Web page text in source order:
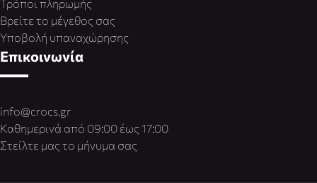
Τρόποι πληρωμής
Βρείτε το μέγεθος σας
Υποβολή υπαναχώρησης
Επικοινωνία
info@crocs.gr
Καθημερινά από 09:00 έως 17:00
Στείλτε μας το μήνυμα σας